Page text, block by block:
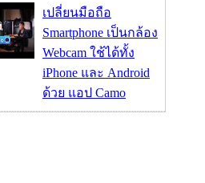
เปลี่ยนมือถือ
Smartphone เป็นกล้อง
Webcam ใช้ได้ทั้ง
iPhone และ Android
ด้วย แอป Camo